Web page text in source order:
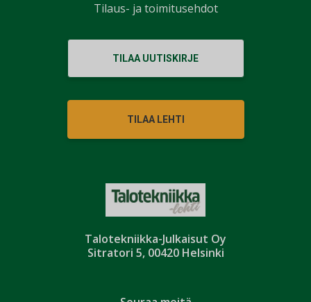
Talotekniikka-Julkaisut Oy
Sitratori 5, 00420 Helsinki
TILAA UUTISKIRJE
TILAA LEHTI
Tilaus- ja toimitusehdot